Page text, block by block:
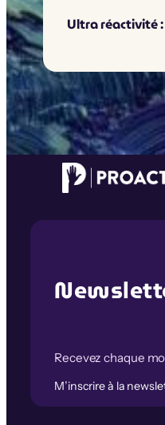
Ultra réactivité
Recevez chaque
M’inscrire à la